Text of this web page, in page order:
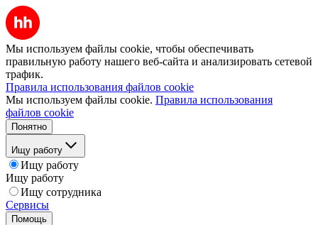
Мы используем файлы cookie, чтобы обеспечивать
правильную работу нашего веб-сайта и анализировать сетевой
трафик.
Правила использования файлов cookie
Мы используем файлы cookie. Правила использования
файлов cookie
Понятно
Ищу работу
Ищу работу
Ищу работу
Ищу сотрудника
Сервисы
Помощь